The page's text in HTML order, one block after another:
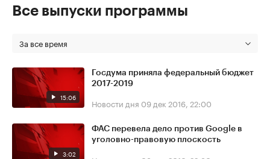
Все выпуски программы
За все время
15:06
Госдума приняла федеральный бюджет
2017-2019
Новости дня 09 дек 2016, 22:00
3:02
ФАС перевела дело против Google в
уголовно-правовую плоскость